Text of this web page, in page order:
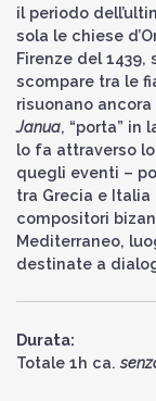
il periodo
sola le chiese
Firenze del
scompare tra le
risuonano
Janua, “porta” in
lo fa attraverso
quegli eventi –
tra Grecia e
compositori
Mediterraneo,
destinate a
Durata:
Totale 1h ca.